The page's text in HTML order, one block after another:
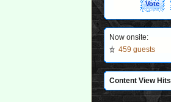
Now onsite:
459 guests
Content View Hits